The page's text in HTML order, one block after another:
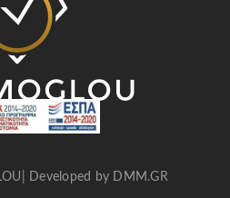
Developed by DMM.GR